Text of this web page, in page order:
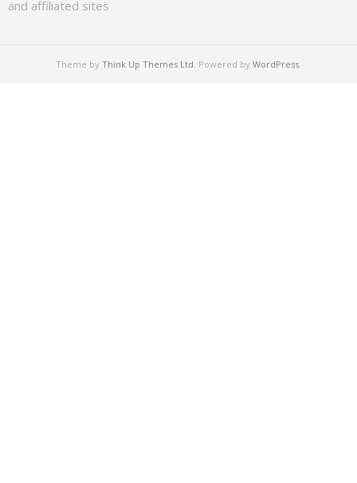
and affiliated sites
Theme by Think Up Themes Ltd. Powered by WordPress.